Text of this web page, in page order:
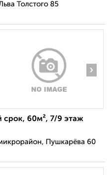
Толстого 85
›
срок, 60м², 7/9 этаж
Пушкарёва 60